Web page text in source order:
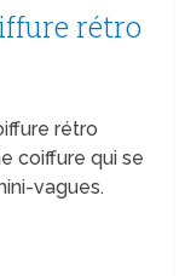
rétro
rétro
coiffure qui se
vagues.